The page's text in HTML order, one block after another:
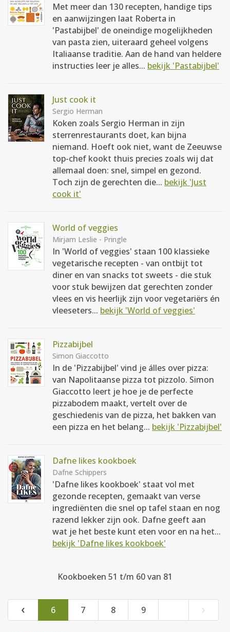
Met meer dan 130 recepten, handige tips
en aanwijzingen laat Roberta in
'Pastabijbel' de oneindige mogelijkheden
van pasta zien, uiteraard geheel volgens
Italiaanse traditie. Aan de hand van heldere
instructies leer je alles... bekijk 'Pastabijbel'
Just cook it
Sergio Herman
Koken zoals Sergio Herman in zijn
sterrenrestaurants doet, kan bijna
niemand. Hoeft ook niet, want de Zeeuwse
top-chef kookt thuis precies zoals wij dat
allemaal doen: snel, simpel en gezond.
Toch zijn de gerechten die... bekijk 'Just
cook it'
World of veggies
Mirjam Leslie - Pringle
In 'World of veggies' staan 100 klassieke
vegetarische recepten - van ontbijt tot
diner en van snacks tot sweets - die stuk
voor stuk bewijzen dat gerechten zonder
vlees en vis heerlijk zijn voor vegetariërs én
vleeseters... bekijk 'World of veggies'
Pizzabijbel
Simon Giaccotto
In de 'Pizzabijbel' vind je álles over pizza:
van Napolitaanse pizza tot pizzolo. Simon
Giaccotto leert je hoe je de perfecte
pizzabodem maakt, vertelt over de
geschiedenis van de pizza, het bakken van
een pizza en het belang... bekijk 'Pizzabijbel'
Dafne likes kookboek
Dafne Schippers
'Dafne likes kookboek' staat vol met
gezonde recepten, gemaakt van verse
ingrediënten die snel op tafel staan en nog
razend lekker zijn ook. Dafne geeft aan
wat je het beste kunt eten voor en na het...
bekijk 'Dafne likes kookboek'
Kookboeken 51 t/m 60 van 81
‹ 6 7 8 9 ›